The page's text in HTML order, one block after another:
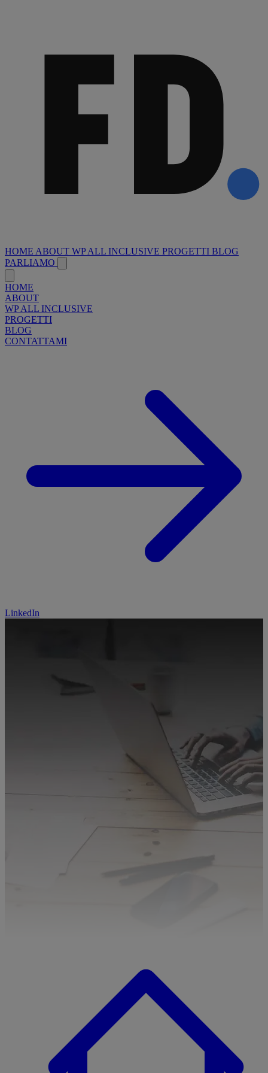
HOME ABOUT WP ALL INCLUSIVE PROGETTI BLOG
PARLIAMO
HOME
ABOUT
WP ALL INCLUSIVE
PROGETTI
BLOG
CONTATTAMI
LinkedIn